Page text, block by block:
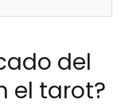
del
el tarot?